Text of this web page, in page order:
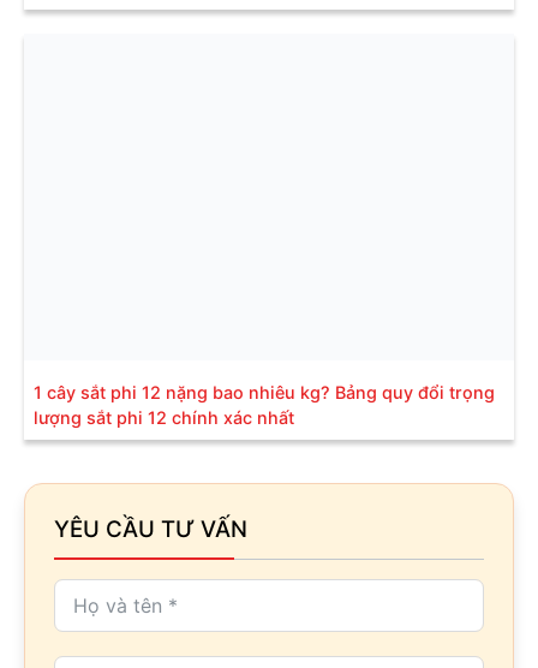
1 cây sắt phi 12 nặng bao nhiêu kg? Bảng quy đổi trọng
lượng sắt phi 12 chính xác nhất
YÊU CẦU TƯ VẤN